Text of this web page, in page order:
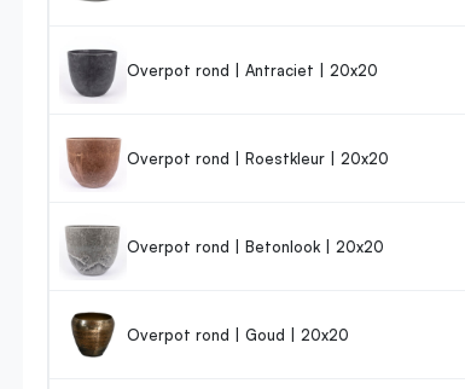
Overpot rond | Antraciet | 20x20
Overpot rond | Roestkleur | 20x20
Overpot rond | Betonlook | 20x20
Overpot rond | Goud | 20x20